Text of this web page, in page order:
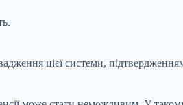
цієї системи,